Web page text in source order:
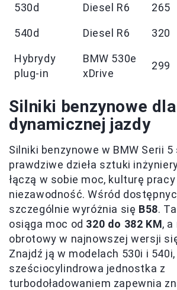
530d Diesel R6 265
540d Diesel R6 320
Hybrydy
plug-in
BMW 530e
xDrive
299
Silniki benzynowe dla
dynamicznej jazdy
Silniki benzynowe w BMW Serii
prawdziwe dzieła sztuki
łączą w sobie moc, kulturę
niezawodność. Wśród
szczególnie wyróżnia się B58.
osiąga moc od 320 do 382 KM,
obrotowy w najnowszej wersji
Znajdź ją w modelach 530i i
sześciocylindrowa jednostka z
turbodoładowaniem zapewnia